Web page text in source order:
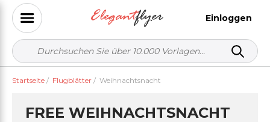
Einloggen
Startseite / Flugblätter / Weihnachtsnacht
FREE WEIHNACHTSNACHT